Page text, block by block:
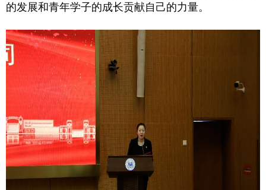
的发展和青年学子的成长贡献自己的力量。